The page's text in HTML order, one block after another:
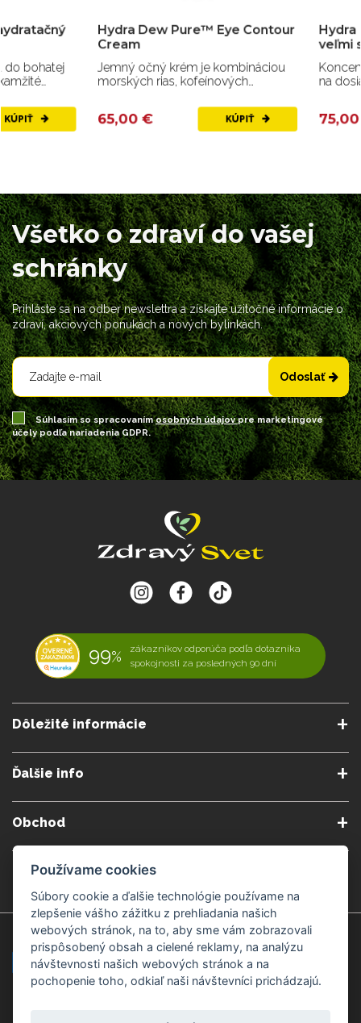
Hydra Dew Pure™ Eye Contour
Jemný očný krém je kombináciou
morských rias, kofeínových
65,00 € KÚPIŤ
Hydra Dew Pure™
veľmi suchú
Koncentrovaný
na dosiahnutie krásnej
75,00 €
Všetko o zdraví do vašej
schránky
Prihláste sa na odber newslettra a získajte užitočné informácie o
zdraví, akciových ponukách a nových bylinkách.
Odoslať
Súhlasím so spracovanímosobných údajovpre marketingové
účely podľa nariadenia GDPR.
99%
zákazníkov odporúča podľa dotazníka
spokojnosti za posledných 90 dní
Dôležité informácie
Ochrana osobných údajov
Cookies nastavenia
Ďalšie info
Gemmoterapia
Obchod
Nakupuj bezpečne Veľkoobchod
Kamenné predajne
Považská Bystrica v Kauflande Považská Bystrica Mpark
Žilina Čadca
Záruka kvality
Používame cookies
Súbory cookie a ďalšie technológie používame na
zlepšenie vášho zážitku z prehliadania našich
webových stránok, na to, aby sme vám zobrazovali
prispôsobený obsah a cielené reklamy, na analýzu
návštevnosti našich webových stránok a na
pochopenie toho, odkiaľ naši návštevníci prichádzajú.